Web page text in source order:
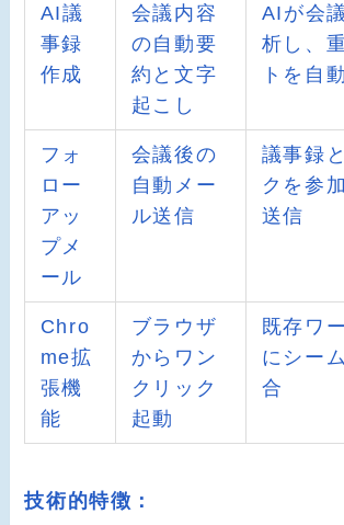
AI議
事録
作成
会議内容
の自動要
約と文字
起こし
AIが会
析し、
トを自
フォ
ロー
アッ
プメ
ール
会議後の
自動メー
ル送信
議事録
クを参
送信
Chro
me拡
張機
能
ブラウザ
からワン
クリック
起動
既存ワ
にシー
合
技術的特徴：